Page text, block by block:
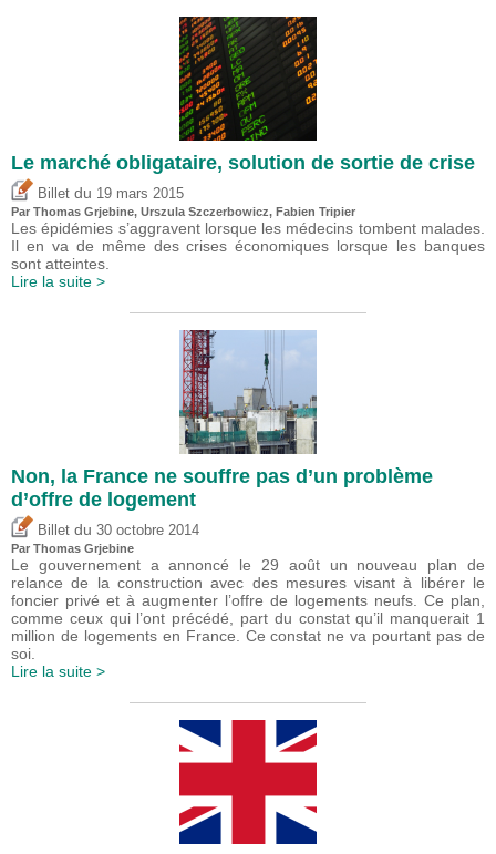
Le marché obligataire, solution de sortie de crise
Billet du 19 mars 2015
Par Thomas Grjebine, Urszula Szczerbowicz, Fabien Tripier
Les épidémies s’aggravent lorsque les médecins tombent malades.
Il en va de même des crises économiques lorsque les banques
sont atteintes.
Lire la suite >
Non, la France ne souffre pas d’un problème
d’offre de logement
Billet du 30 octobre 2014
Par Thomas Grjebine
Le gouvernement a annoncé le 29 août un nouveau plan de
relance de la construction avec des mesures visant à libérer le
foncier privé et à augmenter l’offre de logements neufs. Ce plan,
comme ceux qui l’ont précédé, part du constat qu’il manquerait 1
million de logements en France. Ce constat ne va pourtant pas de
soi.
Lire la suite >